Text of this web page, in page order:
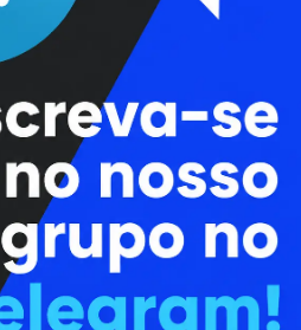
Colaboradores
Cursos
Enviar Dica